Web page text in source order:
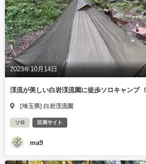
2023年10月14日
渓流が美しい白岩渓流園に徒歩ソロキャンプ ！
[埼玉県] 白岩渓流園
ソロ 区画サイト
ma9